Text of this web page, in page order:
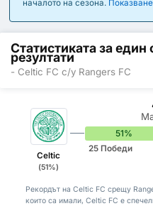
началото на сезона.
Статистиката за
резултати
- Celtic FC с/у Rangers FC
Celtic
(51%)
51%
25 Победи
Рекордът на Celtic FC срещу
които са имали, Celtic FC е